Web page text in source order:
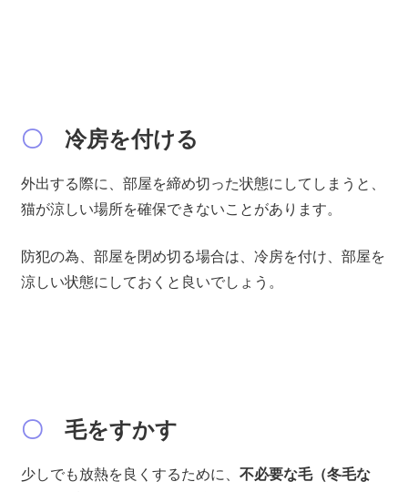
〇冷房を付ける
外出する際に、部屋を締め切った状態にしてしまうと、
猫が涼しい場所を確保できないことがあります。
防犯の為、部屋を閉め切る場合は、冷房を付け、部屋を
涼しい状態にしておくと良いでしょう。
〇毛をすかす
少しでも放熱を良くするために、 不必要な毛（冬毛な